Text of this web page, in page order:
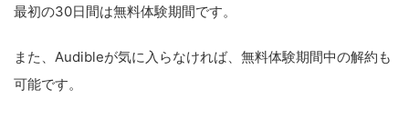
最初の30日間は無料体験期間です。
また、Audibleが気に入らなければ、無料体験期間中の解約も
可能です。